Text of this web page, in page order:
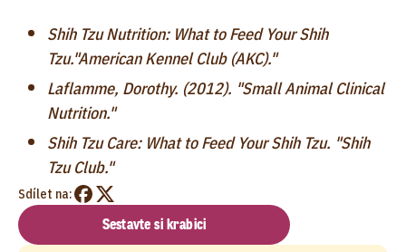
Shih Tzu Nutrition: What to Feed Your Shih
Tzu."American Kennel Club (AKC)."
Laflamme, Dorothy. (2012). "Small Animal Clinical
Nutrition."
Shih Tzu Care: What to Feed Your Shih Tzu. "Shih
Tzu Club."
Sdílet na:
Sestavte si krabici